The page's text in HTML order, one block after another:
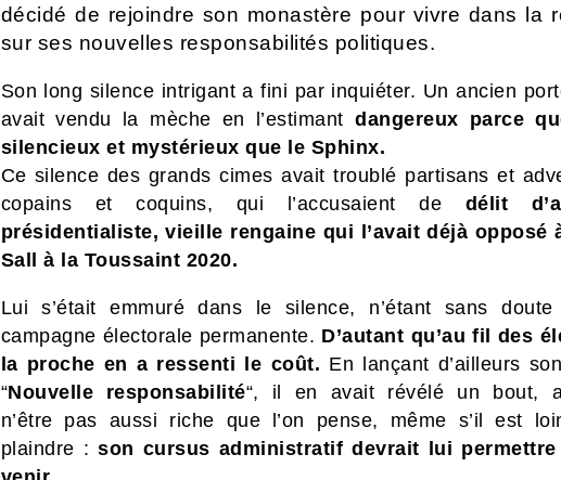
décidé de rejoindre son monastère pour vivre dans la
sur ses nouvelles responsabilités politiques.
Son long silence intrigant a fini par inquiéter. Un ancien
avait vendu la mèche en l’estimant dangereux parce
silencieux et mystérieux que le Sphinx.
Ce silence des grands cimes avait troublé partisans et
copains et coquins, qui l’accusaient de délit
présidentialiste, vieille rengaine qui l’avait déjà opposé
Sall à la Toussaint 2020.
Lui s’était emmuré dans le silence, n’étant sans
campagne électorale permanente. D’autant qu’au fil des
la proche en a ressenti le coût. En lançant d’ailleurs
“Nouvelle responsabilité“, il en avait révélé un bout,
n’être pas aussi riche que l’on pense, même s’il est
plaindre : son cursus administratif devrait lui